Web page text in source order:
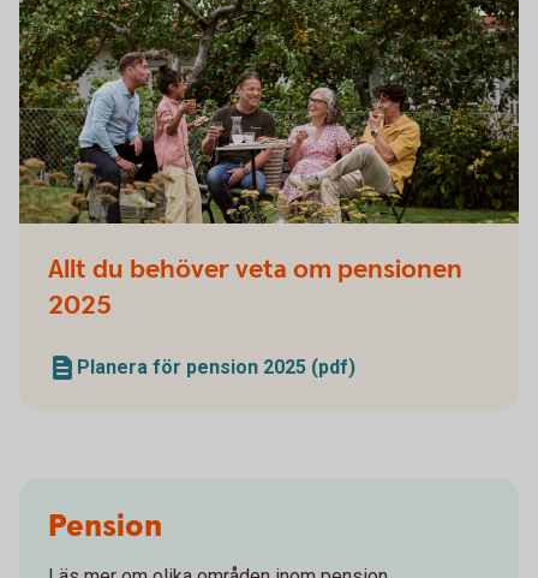
Allt du behöver veta om pensionen
2025
Planera för pension 2025 (pdf)
Pension